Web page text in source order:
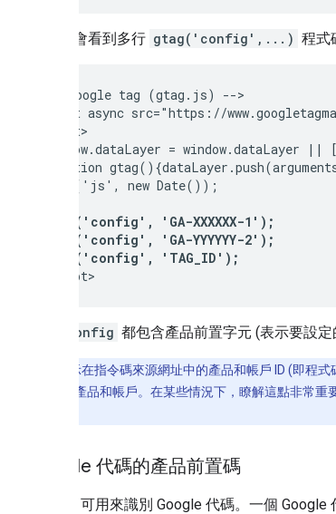
您可能會看到多行 gtag('config',...) 程式
  <!-- Google tag (gtag.js) -->
<script async src="https://
  <script>
window.dataLayer = window.dataLayer ||
function
    gtag('js', new Date());
    gtag('config', 'GA-XXXXXX-1');
    gtag('config', 'GA-YYYYYY-2');
    gtag('config', 'TAG_ID');
config 都包含產品前置字元 (表示要設
顯示在指令碼來源網址中的產品和帳戶 ID (即程
Google 代碼的產品和帳戶。在某些情況下，瞭解這點非常
Google 代碼的產品前置碼
代碼 ID 可用來識別 Google 代碼。一個